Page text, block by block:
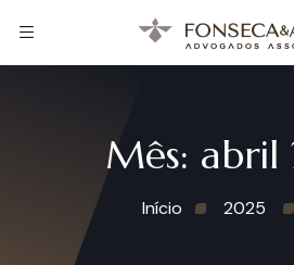
Mês: abril
Início 2025